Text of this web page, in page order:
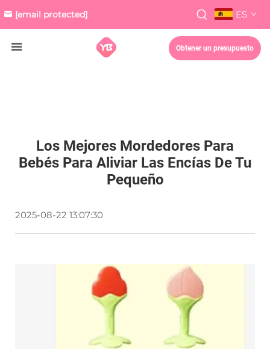
[email protected] ES
Obtener un presupuesto
Los Mejores Mordedores Para
Bebés Para Aliviar Las Encías De Tu
Pequeño
2025-08-22 13:07:30